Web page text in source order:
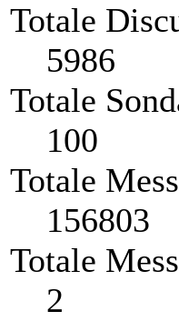
Totale
5986
Totale
100
Totale
156803
Totale
2